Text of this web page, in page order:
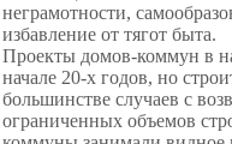
неграмотности,
избавление от тягот быта.
Проекты домов-коммун в
начале 20-х годов, но
большинстве случаев с
ограниченных объемов